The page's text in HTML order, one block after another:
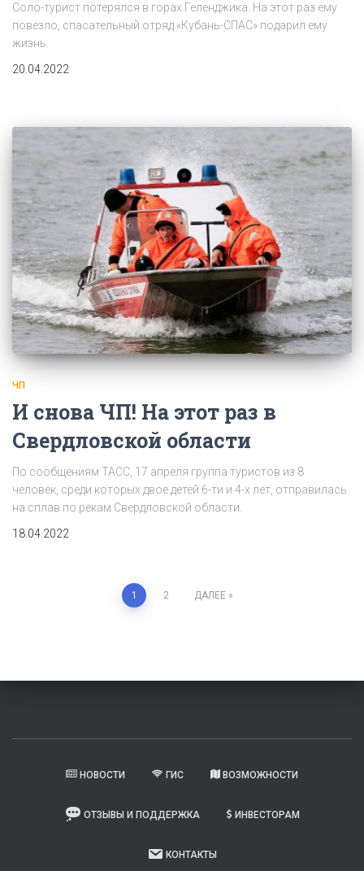
Соло-турист потерялся в горах Геленджика. На этот раз ему
повезло, спасательный отряд «Кубань-СПАС» подарил ему
жизнь.
20.04.2022
ЧП
И снова ЧП! На этот раз в
Свердловской области
По сообщениям ТАСС, 17 апреля группа туристов из 8
человек, среди которых двое детей 6-ти и 4-х лет, отправилась
на сплав по рекам Свердловской области.
18.04.2022
Пагинация 1 2 ДАЛЕЕ
НОВОСТИ ГИС ВОЗМОЖНОСТИ
ОТЗЫВЫ И ПОДДЕРЖКА ИНВЕСТОРАМ
КОНТАКТЫ